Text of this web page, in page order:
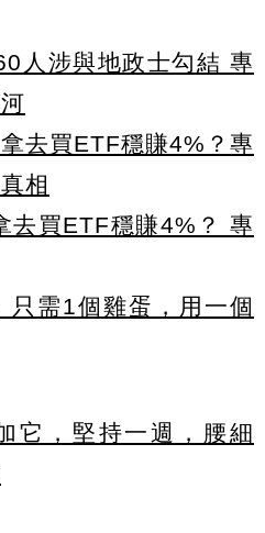
人涉與地政士勾結 專
去買ETF穩賺4%？專
相
去買ETF穩賺4%？ 專
需1個雞蛋，用一個
它，堅持一週，腰細